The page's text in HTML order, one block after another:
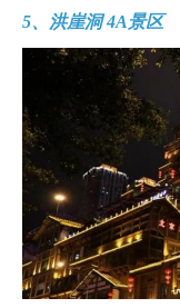
5、洪崖洞 4A景区